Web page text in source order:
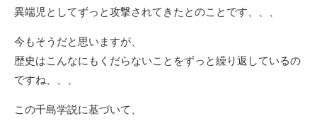
異端児としてずっと攻撃されてきたとのことです、、、
今もそうだと思いますが、
歴史はこんなにもくだらないことをずっと繰り返しているの
ですね、、、
この千島学説に基づいて、